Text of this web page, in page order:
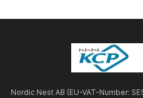
Nordic Nest AB (EU-VAT-Number: